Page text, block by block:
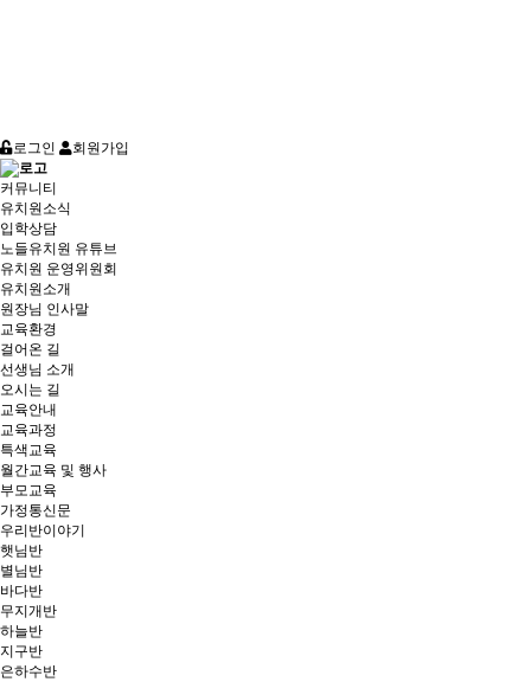
로그인 회원가입
커뮤니티
유치원소식
입학상담
노들유치원 유튜브
유치원 운영위원회
유치원소개
원장님 인사말
교육환경
걸어온 길
선생님 소개
오시는 길
교육안내
교육과정
특색교육
월간교육 및 행사
부모교육
가정통신문
우리반이야기
햇님반
별님반
바다반
무지개반
하늘반
지구반
은하수반